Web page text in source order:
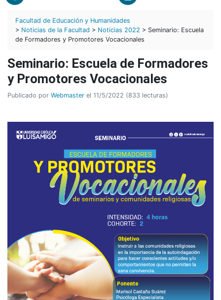
Facultad de Educación y Humanidades
> Noticias de la Facultad > Noticias 2022 > Seminario: Escuela
de Formadores y Promotores Vocacionales
Seminario: Escuela de Formadores
y Promotores Vocacionales
Publicado por Webmaster el 11/5/2022 (833 lecturas)